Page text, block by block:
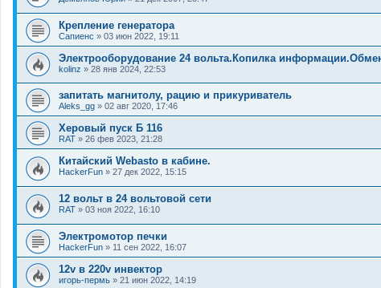
Крепление генератора
Сапиенс » 03 июн 2022, 19:11
Электрооборудование 24 вольта.Копилка
kolinz » 28 янв 2024, 22:53
запитать магнитолу, рацию и прикуриватель
Aleks_gg » 02 авг 2020, 17:46
Херовый пуск Б 116
RAT » 26 фев 2023, 21:28
Китайский Webasto в кабине.
HackerFun » 27 дек 2022, 15:15
12 вольт в 24 вольтовой сети
RAT » 03 ноя 2022, 16:10
Электромотор печки
HackerFun » 11 сен 2022, 16:07
12v в 220v инвектор
игорь-пермь » 21 июн 2022, 14:19